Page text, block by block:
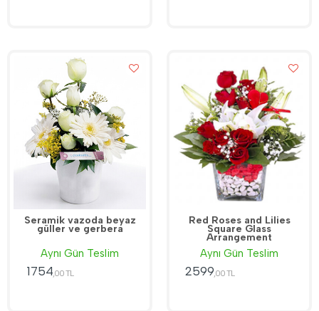
Seramik vazoda beyaz
güller ve gerbera
Aynı Gün Teslim
1754 ,00 TL
Red Roses and Lilies
Square Glass
Arrangement
Aynı Gün Teslim
2599,00 TL